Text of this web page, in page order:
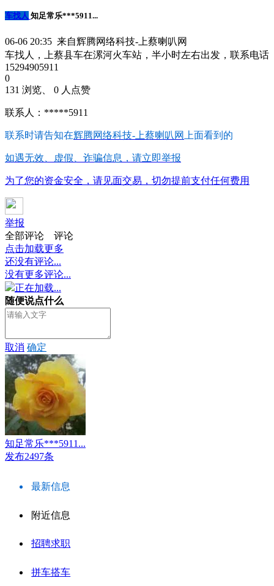
车找人 知足常乐***5911...
06-06 20:35 来自辉腾网络科技-上蔡喇叭网
车找人，上蔡县车在漯河火车站，半小时左右出发，联系电话
15294905911
0
131 浏览、 0 人点赞
联系人：*****5911
联系时请告知在辉腾网络科技-上蔡喇叭网 上面看到的
如遇无效、虚假、诈骗信息，请立即举报
为了您的资金安全，请见面交易，切勿提前支付任何费用
举报
全部评论
评论
点击加载更多
还没有评论...
没有更多评论...
正在加载...
随便说点什么
取消 确定
知足常乐***5911...
发布2497条
最新信息
附近信息
招聘求职
拼车搭车